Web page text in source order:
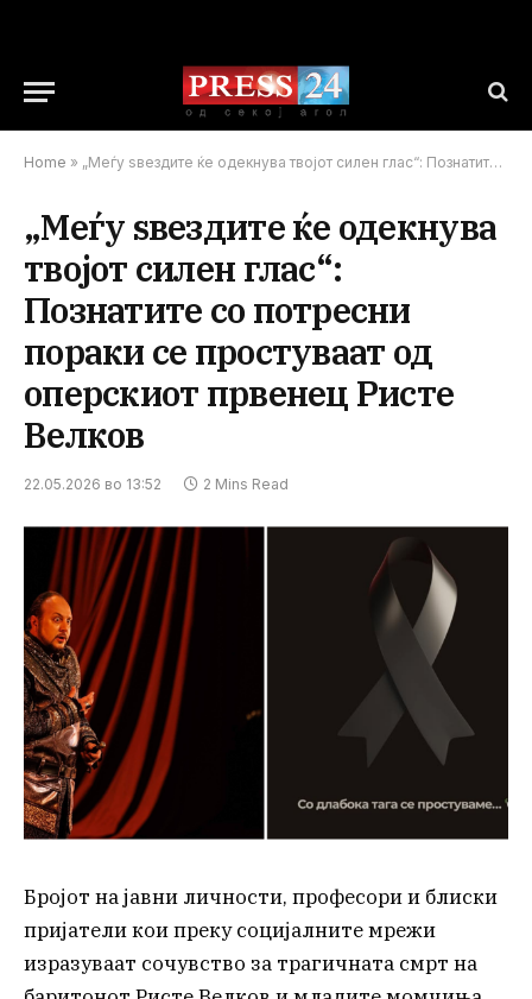
Home » „Меѓу ѕвездите ќе одекнува твојот силен глас“: Познатите со потресни пораки се простуваат од оперскиот првенец Ристе Велков
„Меѓу ѕвездите ќе одекнува
твојот силен глас“:
Познатите со потресни
пораки се простуваат од
оперскиот првенец Ристе
Велков
22.05.2026 во 13:52 2 Mins Read
Бројот на јавни личности, професори и блиски
пријатели кои преку социјалните мрежи
изразуваат сочувство за трагичната смрт на